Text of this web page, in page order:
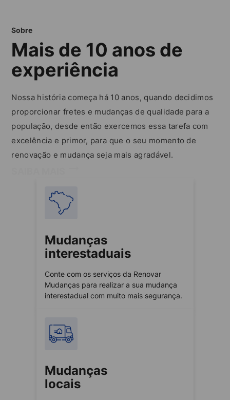
Sobre
Mais de 10 anos de
experiência
Nossa história começa há 10 anos, quando decidimos
proporcionar fretes e mudanças de qualidade para a
população, desde então exercemos essa tarefa com
excelência e primor, para que o seu momento de
renovação e mudança seja mais agradável.
Mudanças
interestaduais
Conte com os serviços da Renovar
Mudanças para realizar a sua mudança
interestadual com muito mais segurança.
Mudanças
locais